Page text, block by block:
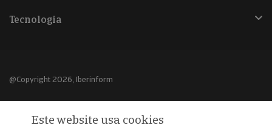
Tecnologia
@Copyright 2026, Iberinform
Este website usa cookies